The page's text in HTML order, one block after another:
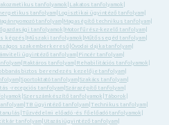
tanfolyamok Lakatos tanfolyamok
tanfolyam| Logisztikai ügyintéző tanfolyam|
tanfolyam| Magasépítő technikus tanfolyam|
tanfolyamok Motorfűrész-kezelő tanfolyam|
képzés Műszaki tanfolyamok Műtőssegéd tanfolyam
szakemberkereső Óvodai dajka tanfolyam|
ügyintéző tanfolyam| Pincér tanfolyam|
| Raktáros tanfolyam| Rehabilitációs tanfolyamok
berendezés kezelője tanfolyam
Sportoktató tanfolyam Szakács tanfolyam
-recepciós tanfolyam| Szárazépítő tanfolyam|
Szerszámkészítő tanfolyamok Táborok
TB ügyintéző tanfolyam Technikus tanfolyam
tanulás Tűzvédelmi előadó -és főelőadó tanfolyamok
tanfolyam| Utazásiügyintéző tanfolyam|